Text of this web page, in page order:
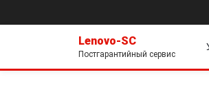
Lenovo-SC
Постгарантийный сервис